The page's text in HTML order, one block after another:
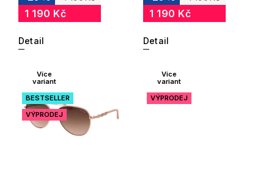
1 190 Kč
Detail
1 190 Kč
Detail
Více
variant
BESTSELLER
VÝPRODEJ
Více
variant
VÝPRODEJ